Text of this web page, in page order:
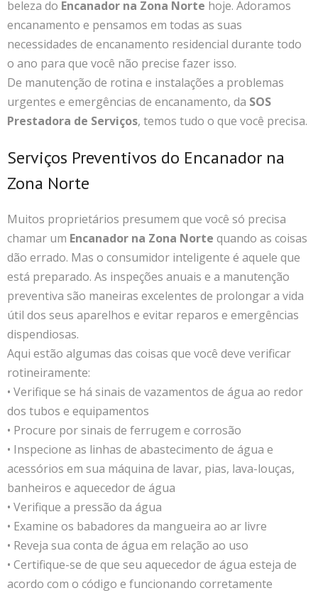
beleza do Encanador na Zona Norte hoje. Adoramos
encanamento e pensamos em todas as suas
necessidades de encanamento residencial durante todo
o ano para que você não precise fazer isso.
De manutenção de rotina e instalações a problemas
urgentes e emergências de encanamento, da SOS
Prestadora de Serviços, temos tudo o que você precisa.
Serviços Preventivos do Encanador na
Zona Norte
Muitos proprietários presumem que você só precisa
chamar um Encanador na Zona Norte quando as coisas
dão errado. Mas o consumidor inteligente é aquele que
está preparado. As inspeções anuais e a manutenção
preventiva são maneiras excelentes de prolongar a vida
útil dos seus aparelhos e evitar reparos e emergências
dispendiosas.
Aqui estão algumas das coisas que você deve verificar
rotineiramente:
• Verifique se há sinais de vazamentos de água ao redor
dos tubos e equipamentos
• Procure por sinais de ferrugem e corrosão
• Inspecione as linhas de abastecimento de água e
acessórios em sua máquina de lavar, pias, lava-louças,
banheiros e aquecedor de água
• Verifique a pressão da água
• Examine os babadores da mangueira ao ar livre
• Reveja sua conta de água em relação ao uso
• Certifique-se de que seu aquecedor de água esteja de
acordo com o código e funcionando corretamente